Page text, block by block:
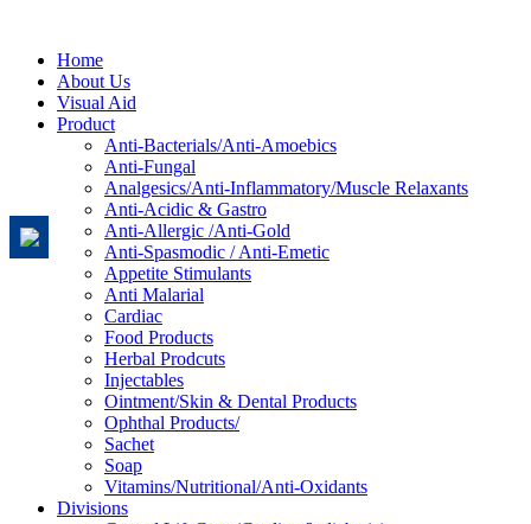
Home
About Us
Visual Aid
Product
Anti-Bacterials/Anti-Amoebics
Anti-Fungal
Analgesics/Anti-Inflammatory/Muscle Relaxants
Anti-Acidic & Gastro
Anti-Allergic /Anti-Gold
Anti-Spasmodic / Anti-Emetic
Appetite Stimulants
Anti Malarial
Cardiac
Food Products
Herbal Prodcuts
Injectables
Ointment/Skin & Dental Products
Ophthal Products/
Sachet
Soap
Vitamins/Nutritional/Anti-Oxidants
Divisions